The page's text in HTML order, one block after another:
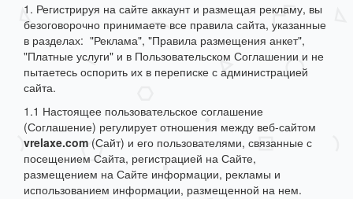
1. Регистрируя на сайте аккаунт и размещая рекламу, вы
безоговорочно принимаете все правила сайта, указанные
в разделах: "Реклама", "Правила размещения анкет",
"Платные услуги" и в Пользовательском Соглашении и не
пытаетесь оспорить их в переписке с администрацией
сайта.
1.1 Настоящее пользовательское соглашение
(Соглашение) регулирует отношения между веб-сайтом
vrelaxe.com (Сайт) и его пользователями, связанные с
посещением Сайта, регистрацией на Сайте,
размещением на Сайте информации, рекламы и
использованием информации, размещенной на нем.